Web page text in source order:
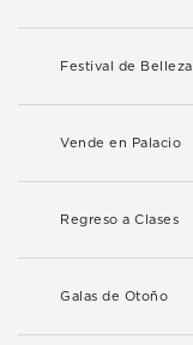
Festival de Belleza
Vende en Palacio
Regreso a Clases
Galas de Otoño